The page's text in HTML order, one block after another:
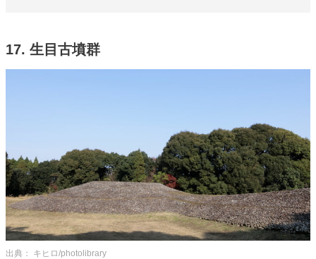
17. 生目古墳群
出典： キヒロ/photolibrary